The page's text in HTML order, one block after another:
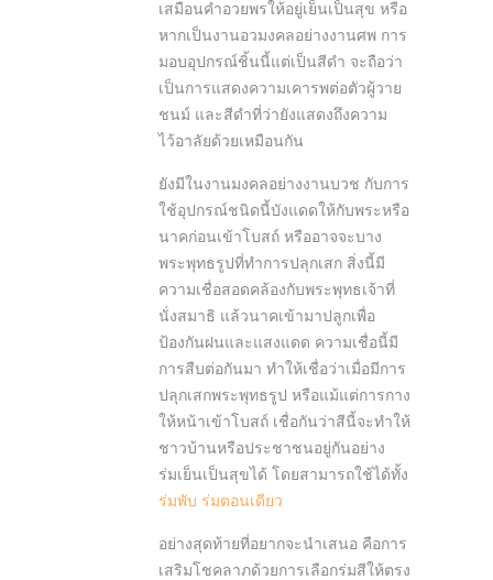
เสมือนคำอวยพรให้อยู่เย็นเป็นสุข หรือ
หากเป็นงานอวมงคลอย่างงานศพ การ
มอบอุปกรณ์ชิ้นนี้แต่เป็นสีดำ จะถือว่า
เป็นการแสดงความเคารพต่อตัวผู้วาย
ชนม์ และสีดำที่ว่ายังแสดงถึงความ
ไว้อาลัยด้วยเหมือนกัน
ยังมีในงานมงคลอย่างงานบวช กับการ
ใช้อุปกรณ์ชนิดนี้บังแดดให้กับพระหรือ
นาคก่อนเข้าโบสถ์ หรืออาจจะบาง
พระพุทธรูปที่ทำการปลุกเสก สิ่งนี้มี
ความเชื่อสอดคล้องกับพระพุทธเจ้าที่
นั่งสมาธิ แล้วนาคเข้ามาปลูกเพื่อ
ป้องกันฝนและแสงแดด ความเชื่อนี้มี
การสืบต่อกันมา ทำให้เชื่อว่าเมื่อมีการ
ปลุกเสกพระพุทธรูป หรือแม้แต่การกาง
ให้หน้าเข้าโบสถ์ เชื่อกันว่าสีนี้จะทำให้
ชาวบ้านหรือประชาชนอยู่กันอย่าง
ร่มเย็นเป็นสุขได้ โดยสามารถใช้ได้ทั้ง
ร่มพับ ร่มตอนเดียว
อย่างสุดท้ายที่อยากจะนำเสนอ คือการ
เสริมโชคลาภด้วยการเลือกร่มสีให้ตรง